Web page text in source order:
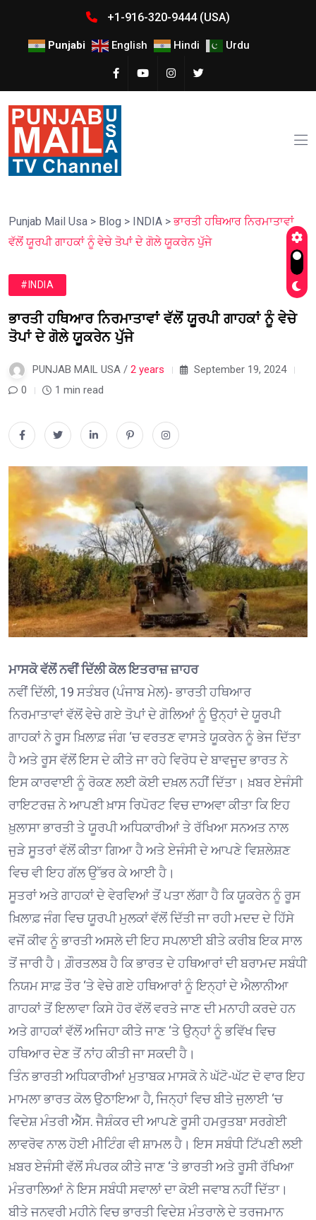
+1-916-320-9444 (USA)
Punjabi English Hindi Urdu
Punjab Mail Usa > Blog > INDIA >ਭਾਰਤੀ ਹਥਿਆਰ ਨਿਰਮਾਤਾਵਾਂ
ਵੱਲੋਂ ਯੂਰਪੀ ਗਾਹਕਾਂ ਨੂੰ ਵੇਚੇ ਤੋਪਾਂ ਦੇ ਗੋਲੇ ਯੂਕਰੇਨ ਪੁੱਜੇ
#INDIA
ਭਾਰਤੀ ਹਥਿਆਰ ਨਿਰਮਾਤਾਵਾਂ ਵੱਲੋਂ ਯੂਰਪੀ ਗਾਹਕਾਂ ਨੂੰ ਵੇਚੇ
ਤੋਪਾਂ ਦੇ ਗੋਲੇ ਯੂਕਰੇਨ ਪੁੱਜੇ
PUNJAB MAIL USA / 2 years
September 19, 2024
0
1 min read
ਮਾਸਕੋ ਵੱਲੋਂ ਨਵੀਂ ਦਿੱਲੀ ਕੋਲ ਇਤਰਾਜ਼ ਜ਼ਾਹਰ
ਨਵੀਂ ਦਿੱਲੀ, 19 ਸਤੰਬਰ (ਪੰਜਾਬ ਮੇਲ)- ਭਾਰਤੀ ਹਥਿਆਰ
ਨਿਰਮਾਤਾਵਾਂ ਵੱਲੋਂ ਵੇਚੇ ਗਏ ਤੋਪਾਂ ਦੇ ਗੋਲਿਆਂ ਨੂੰ ਉਨ੍ਹਾਂ ਦੇ ਯੂਰਪੀ
ਗਾਹਕਾਂ ਨੇ ਰੂਸ ਖ਼ਿਲਾਫ਼ ਜੰਗ ‘ਚ ਵਰਤਣ ਵਾਸਤੇ ਯੂਕਰੇਨ ਨੂੰ ਭੇਜ ਦਿੱਤਾ
ਹੈ ਅਤੇ ਰੂਸ ਵੱਲੋਂ ਇਸ ਦੇ ਕੀਤੇ ਜਾ ਰਹੇ ਵਿਰੋਧ ਦੇ ਬਾਵਜੂਦ ਭਾਰਤ ਨੇ
ਇਸ ਕਾਰਵਾਈ ਨੂੰ ਰੋਕਣ ਲਈ ਕੋਈ ਦਖ਼ਲ ਨਹੀਂ ਦਿੱਤਾ। ਖ਼ਬਰ ਏਜੰਸੀ
ਰਾਇਟਰਜ਼ ਨੇ ਆਪਣੀ ਖ਼ਾਸ ਰਿਪੋਰਟ ਵਿਚ ਦਾਅਵਾ ਕੀਤਾ ਕਿ ਇਹ
ਖ਼ੁਲਾਸਾ ਭਾਰਤੀ ਤੇ ਯੂਰਪੀ ਅਧਿਕਾਰੀਆਂ ਤੇ ਰੱਖਿਆ ਸਨਅਤ ਨਾਲ
ਜੁੜੇ ਸੂਤਰਾਂ ਵੱਲੋਂ ਕੀਤਾ ਗਿਆ ਹੈ ਅਤੇ ਏਜੰਸੀ ਦੇ ਆਪਣੇ ਵਿਸ਼ਲੇਸ਼ਣ
ਵਿਚ ਵੀ ਇਹ ਗੱਲ ਉੱਭਰ ਕੇ ਆਈ ਹੈ।
ਸੂਤਰਾਂ ਅਤੇ ਗਾਹਕਾਂ ਦੇ ਵੇਰਵਿਆਂ ਤੋਂ ਪਤਾ ਲੱਗਾ ਹੈ ਕਿ ਯੂਕਰੇਨ ਨੂੰ ਰੂਸ
ਖ਼ਿਲਾਫ਼ ਜੰਗ ਵਿਚ ਯੂਰਪੀ ਮੁਲਕਾਂ ਵੱਲੋਂ ਦਿੱਤੀ ਜਾ ਰਹੀ ਮਦਦ ਦੇ ਹਿੱਸੇ
ਵਜੋਂ ਕੀਵ ਨੂੰ ਭਾਰਤੀ ਅਸਲੇ ਦੀ ਇਹ ਸਪਲਾਈ ਬੀਤੇ ਕਰੀਬ ਇਕ ਸਾਲ
ਤੋਂ ਜਾਰੀ ਹੈ। ਗ਼ੌਰਤਲਬ ਹੈ ਕਿ ਭਾਰਤ ਦੇ ਹਥਿਆਰਾਂ ਦੀ ਬਰਾਮਦ ਸਬੰਧੀ
ਨਿਯਮ ਸਾਫ਼ ਤੌਰ ‘ਤੇ ਵੇਚੇ ਗਏ ਹਥਿਆਰਾਂ ਨੂੰ ਇਨ੍ਹਾਂ ਦੇ ਐਲਾਨੀਆ
ਗਾਹਕਾਂ ਤੋਂ ਇਲਾਵਾ ਕਿਸੇ ਹੋਰ ਵੱਲੋਂ ਵਰਤੇ ਜਾਣ ਦੀ ਮਨਾਹੀ ਕਰਦੇ ਹਨ
ਅਤੇ ਗਾਹਕਾਂ ਵੱਲੋਂ ਅਜਿਹਾ ਕੀਤੇ ਜਾਣ ‘ਤੇ ਉਨ੍ਹਾਂ ਨੂੰ ਭਵਿੱਖ ਵਿਚ
ਹਥਿਆਰ ਦੇਣ ਤੋਂ ਨਾਂਹ ਕੀਤੀ ਜਾ ਸਕਦੀ ਹੈ।
ਤਿੰਨ ਭਾਰਤੀ ਅਧਿਕਾਰੀਆਂ ਮੁਤਾਬਕ ਮਾਸਕੋ ਨੇ ਘੱਟੋ-ਘੱਟ ਦੋ ਵਾਰ ਇਹ
ਮਾਮਲਾ ਭਾਰਤ ਕੋਲ ਉਠਾਇਆ ਹੈ, ਜਿਨ੍ਹਾਂ ਵਿਚ ਬੀਤੇ ਜੁਲਾਈ ‘ਚ
ਵਿਦੇਸ਼ ਮੰਤਰੀ ਐੱਸ. ਜੈਸ਼ੰਕਰ ਦੀ ਆਪਣੇ ਰੂਸੀ ਹਮਰੁਤਬਾ ਸਰਗੇਈ
ਲਾਵਰੋਵ ਨਾਲ ਹੋਈ ਮੀਟਿੰਗ ਵੀ ਸ਼ਾਮਲ ਹੈ। ਇਸ ਸਬੰਧੀ ਟਿੱਪਣੀ ਲਈ
ਖ਼ਬਰ ਏਜੰਸੀ ਵੱਲੋਂ ਸੰਪਰਕ ਕੀਤੇ ਜਾਣ ‘ਤੇ ਭਾਰਤੀ ਅਤੇ ਰੂਸੀ ਰੱਖਿਆ
ਮੰਤਰਾਲਿਆਂ ਨੇ ਇਸ ਸਬੰਧੀ ਸਵਾਲਾਂ ਦਾ ਕੋਈ ਜਵਾਬ ਨਹੀਂ ਦਿੱਤਾ।
ਬੀਤੇ ਜਨਵਰੀ ਮਹੀਨੇ ਵਿਚ ਭਾਰਤੀ ਵਿਦੇਸ਼ ਮੰਤਰਾਲੇ ਦੇ ਤਰਜਮਾਨ